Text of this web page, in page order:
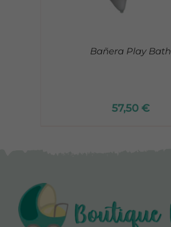
Bañera Play Bath
57,50 €